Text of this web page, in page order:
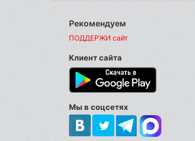
Рекомендуем
ПОДДЕРЖИ сайт
Клиент сайта
Мы в соцсетях